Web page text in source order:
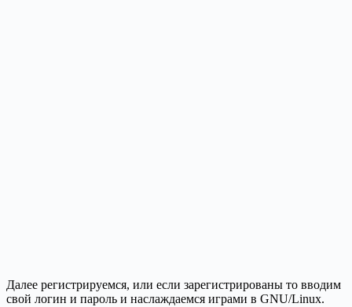
Далее регистрируемся, или если зарегистрированы то вводим
свой логин и пароль и наслаждаемся играми в GNU/Linux.